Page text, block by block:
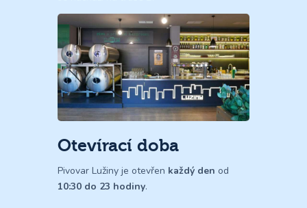
Otevírací doba
Pivovar Lužiny je otevřen každý den od
10:30 do 23 hodiny.